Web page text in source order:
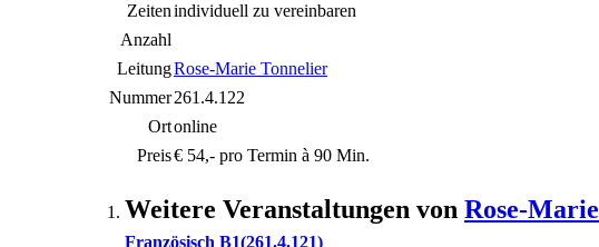
Zeitenindividuell zu vereinbaren
Anzahl
LeitungRose-Marie Tonnelier
Nummer261.4.122
Ortonline
Preis€ 54,- pro Termin à 90 Min.
Weitere Veranstaltungen von Rose-Marie
Französisch B1 261.4.121